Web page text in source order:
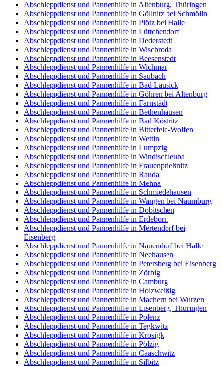
Abschleppdienst und Pannenhilfe in Altenburg, Thüringen
Abschleppdienst und Pannenhilfe in Göllnitz bei Schmölln
Abschleppdienst und Pannenhilfe in Plötz bei Halle
Abschleppdienst und Pannenhilfe in Lüttchendorf
Abschleppdienst und Pannenhilfe in Dederstedt
Abschleppdienst und Pannenhilfe in Wischroda
Abschleppdienst und Pannenhilfe in Beesenstedt
Abschleppdienst und Pannenhilfe in Wichmar
Abschleppdienst und Pannenhilfe in Saubach
Abschleppdienst und Pannenhilfe in Bad Lausick
Abschleppdienst und Pannenhilfe in Göhren bei Altenburg
Abschleppdienst und Pannenhilfe in Farnstädt
Abschleppdienst und Pannenhilfe in Bethenhausen
Abschleppdienst und Pannenhilfe in Bad Köstritz
Abschleppdienst und Pannenhilfe in Bitterfeld-Wolfen
Abschleppdienst und Pannenhilfe in Wettin
Abschleppdienst und Pannenhilfe in Lumpzig
Abschleppdienst und Pannenhilfe in Windischleuba
Abschleppdienst und Pannenhilfe in Frauenprießnitz
Abschleppdienst und Pannenhilfe in Rauda
Abschleppdienst und Pannenhilfe in Mehna
Abschleppdienst und Pannenhilfe in Schmiedehausen
Abschleppdienst und Pannenhilfe in Wangen bei Naumburg
Abschleppdienst und Pannenhilfe in Dobitschen
Abschleppdienst und Pannenhilfe in Erdeborn
Abschleppdienst und Pannenhilfe in Mertendorf bei
Eisenberg
Abschleppdienst und Pannenhilfe in Nauendorf bei Halle
Abschleppdienst und Pannenhilfe in Neehausen
Abschleppdienst und Pannenhilfe in Petersberg bei Eisenberg
Abschleppdienst und Pannenhilfe in Zörbig
Abschleppdienst und Pannenhilfe in Camburg
Abschleppdienst und Pannenhilfe in Holzweißig
Abschleppdienst und Pannenhilfe in Machern bei Wurzen
Abschleppdienst und Pannenhilfe in Eisenberg, Thüringen
Abschleppdienst und Pannenhilfe in Polenz
Abschleppdienst und Pannenhilfe in Tegkwitz
Abschleppdienst und Pannenhilfe in Krosigk
Abschleppdienst und Pannenhilfe in Pölzig
Abschleppdienst und Pannenhilfe in Caaschwitz
Abschleppdienst und Pannenhilfe in Silbitz